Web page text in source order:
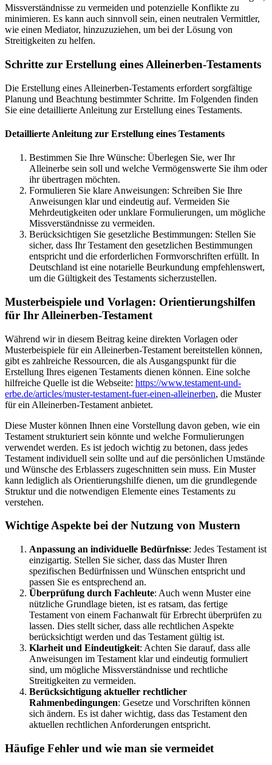
Missverständnisse zu vermeiden und potenzielle Konflikte zu
minimieren. Es kann auch sinnvoll sein, einen neutralen Vermittler,
wie einen Mediator, hinzuzuziehen, um bei der Lösung von
Streitigkeiten zu helfen.
Schritte zur Erstellung eines Alleinerben-Testaments
Die Erstellung eines Alleinerben-Testaments erfordert sorgfältige
Planung und Beachtung bestimmter Schritte. Im Folgenden finden
Sie eine detaillierte Anleitung zur Erstellung eines Testaments.
Detaillierte Anleitung zur Erstellung eines Testaments
Bestimmen Sie Ihre Wünsche: Überlegen Sie, wer Ihr
Alleinerbe sein soll und welche Vermögenswerte Sie ihm oder
ihr übertragen möchten.
Formulieren Sie klare Anweisungen: Schreiben Sie Ihre
Anweisungen klar und eindeutig auf. Vermeiden Sie
Mehrdeutigkeiten oder unklare Formulierungen, um mögliche
Missverständnisse zu vermeiden.
Berücksichtigen Sie gesetzliche Bestimmungen: Stellen Sie
sicher, dass Ihr Testament den gesetzlichen Bestimmungen
entspricht und die erforderlichen Formvorschriften erfüllt. In
Deutschland ist eine notarielle Beurkundung empfehlenswert,
um die Gültigkeit des Testaments sicherzustellen.
Musterbeispiele und Vorlagen: Orientierungshilfen
für Ihr Alleinerben-Testament
Während wir in diesem Beitrag keine direkten Vorlagen oder
Musterbeispiele für ein Alleinerben-Testament bereitstellen können,
gibt es zahlreiche Ressourcen, die als Ausgangspunkt für die
Erstellung Ihres eigenen Testaments dienen können. Eine solche
hilfreiche Quelle ist die Webseite: https://www.testament-und-
erbe.de/articles/muster-testament-fuer-einen-alleinerben, die Muster
für ein Alleinerben-Testament anbietet.
Diese Muster können Ihnen eine Vorstellung davon geben, wie ein
Testament strukturiert sein könnte und welche Formulierungen
verwendet werden. Es ist jedoch wichtig zu betonen, dass jedes
Testament individuell sein sollte und auf die persönlichen Umstände
und Wünsche des Erblassers zugeschnitten sein muss. Ein Muster
kann lediglich als Orientierungshilfe dienen, um die grundlegende
Struktur und die notwendigen Elemente eines Testaments zu
verstehen.
Wichtige Aspekte bei der Nutzung von Mustern
Anpassung an individuelle Bedürfnisse: Jedes Testament ist
einzigartig. Stellen Sie sicher, dass das Muster Ihren
spezifischen Bedürfnissen und Wünschen entspricht und
passen Sie es entsprechend an.
Überprüfung durch Fachleute: Auch wenn Muster eine
nützliche Grundlage bieten, ist es ratsam, das fertige
Testament von einem Fachanwalt für Erbrecht überprüfen zu
lassen. Dies stellt sicher, dass alle rechtlichen Aspekte
berücksichtigt werden und das Testament gültig ist.
Klarheit und Eindeutigkeit: Achten Sie darauf, dass alle
Anweisungen im Testament klar und eindeutig formuliert
sind, um mögliche Missverständnisse und rechtliche
Streitigkeiten zu vermeiden.
Berücksichtigung aktueller rechtlicher
Rahmenbedingungen: Gesetze und Vorschriften können
sich ändern. Es ist daher wichtig, dass das Testament den
aktuellen rechtlichen Anforderungen entspricht.
Häufige Fehler und wie man sie vermeidet